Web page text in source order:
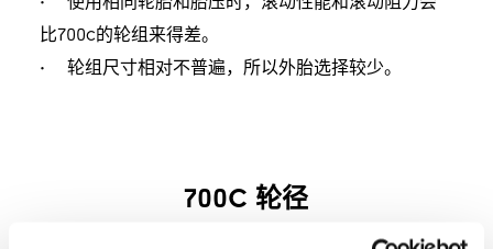
比700c的轮组来得差。
• 轮组尺寸相对不普遍，所以外胎选择较少。
700C 轮径